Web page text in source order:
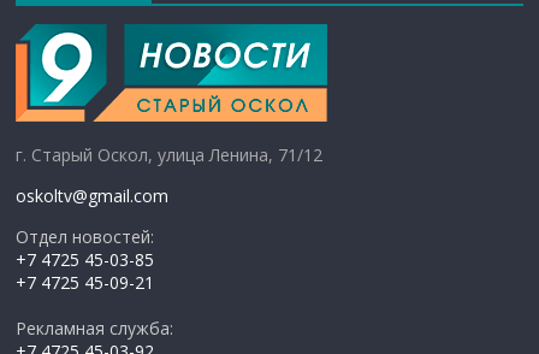
г. Старый Оскол, улица Ленина, 71/12
oskoltv@gmail.com
Отдел новостей:
+7 4725 45-03-85
+7 4725 45-09-21
Рекламная служба: